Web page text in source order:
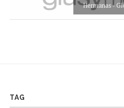
Hermanas -
TAG